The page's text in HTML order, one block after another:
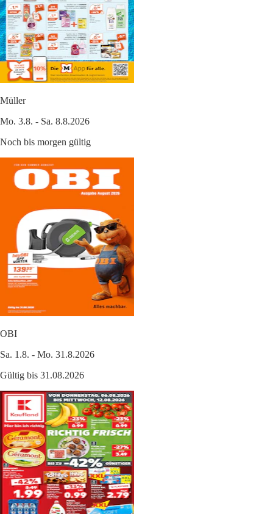
Müller
Mo. 3.8. - Sa. 8.8.2026
Noch bis morgen gültig
OBI
Sa. 1.8. - Mo. 31.8.2026
Gültig bis 31.08.2026